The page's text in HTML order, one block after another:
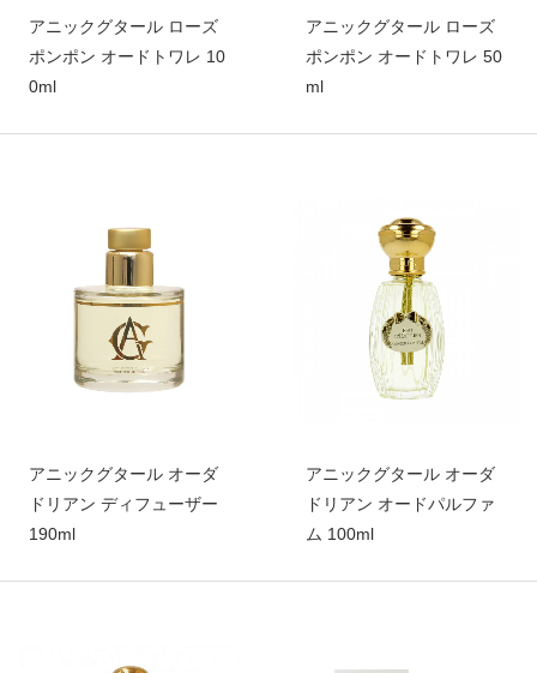
アニックグタール ローズ
ポンポン オードトワレ 10
0ml
アニックグタール ローズ
ポンポン オードトワレ 50
ml
アニックグタール オーダ
ドリアン ディフューザー
190ml
アニックグタール オーダ
ドリアン オードパルファ
ム 100ml